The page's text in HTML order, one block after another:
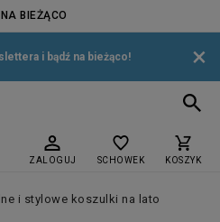
BIEŻĄCO
i bądź na bieżąco! ×
ZALOGUJ SCHOWEK KOSZYK
i stylowe koszulki na lato